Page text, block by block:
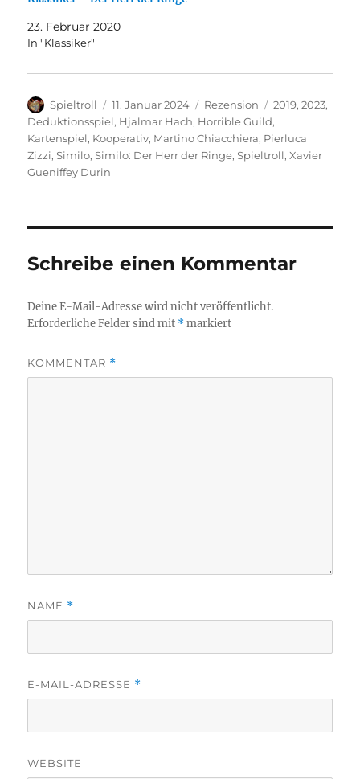
23. Februar 2020
In "Klassiker"
Autor
Spieltroll
Veröffentlicht
am
11. Januar 2024 Kategorien
Rezension Schlagwörter
2019,2023,
Deduktionsspiel, Hjalmar Hach, Horrible Guild,
Kartenspiel, Kooperativ, Martino Chiacchiera, Pierluca
Zizzi,Similo,Similo: Der Herr der Ringe,Spieltroll,Xavier
Gueniffey Durin
Schreibe einen Kommentar
Deine E-Mail-Adresse wird nicht veröffentlicht.
Erforderliche Felder sind mit *markiert
KOMMENTAR *
NAME *
E-MAIL-ADRESSE *
WEBSITE